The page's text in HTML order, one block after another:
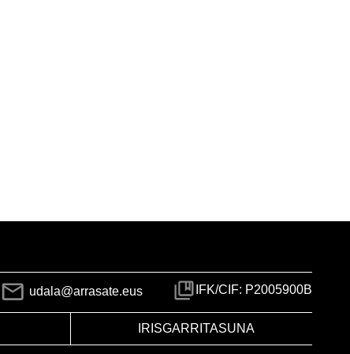
udala@arrasate.eus IFK/CIF: P2005900B
IRISGARRITASUNA